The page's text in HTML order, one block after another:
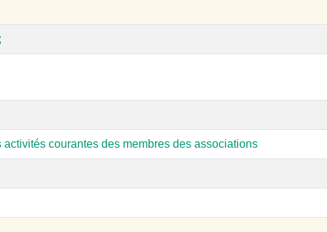
courantes des membres des associations